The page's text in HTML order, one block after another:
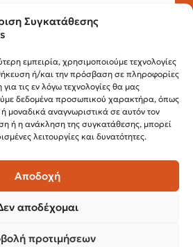
Συγκατάθεσης
εμπειρία, χρησιμοποιούμε τεχνολογίες
ή/και την πρόσβαση σε πληροφορίες
τις εν λόγω τεχνολογίες θα μας
δεδομένα προσωπικού χαρακτήρα, όπως
μοναδικά αναγνωριστικά σε αυτόν τον
ή η ανάκληση της συγκατάθεσης, μπορεί
λειτουργίες και δυνατότητες.
Αποδοχή
αποδέχομαι
προτιμήσεων
2315 525 020
210 32 15 644
112, 3ος όροφος, 54622,
Θεσσαλονίκη
λειτουργίας:
10:00 –14:00